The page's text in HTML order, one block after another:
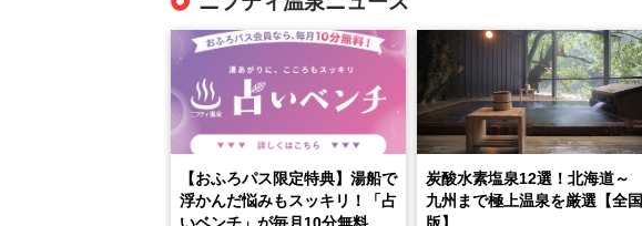
【おふろパス限定特典】湯船で
浮かんだ悩みもスッキリ！「占
炭酸水素塩泉12選！北海道～
九州まで極上温泉を厳選【全国